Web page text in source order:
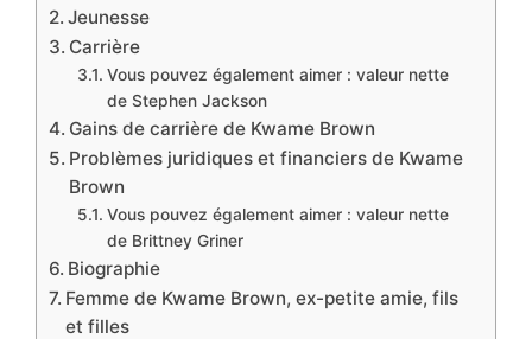
Jeunesse
Carrière
Vous pouvez également aimer : valeur nette
de Stephen Jackson
Gains de carrière de Kwame Brown
Problèmes juridiques et financiers de Kwame
Brown
Vous pouvez également aimer : valeur nette
de Brittney Griner
Biographie
Femme de Kwame Brown, ex-petite amie, fils
et filles